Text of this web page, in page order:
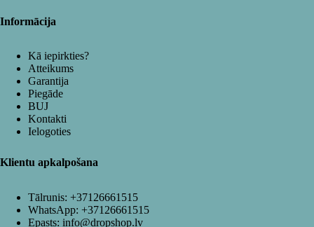
Informācija
Kā iepirkties?
Atteikums
Garantija
Piegāde
BUJ
Kontakti
Ielogoties
Klientu apkalpošana
Tālrunis: +37126661515
WhatsApp: +37126661515
Epasts: info@dropshop.lv